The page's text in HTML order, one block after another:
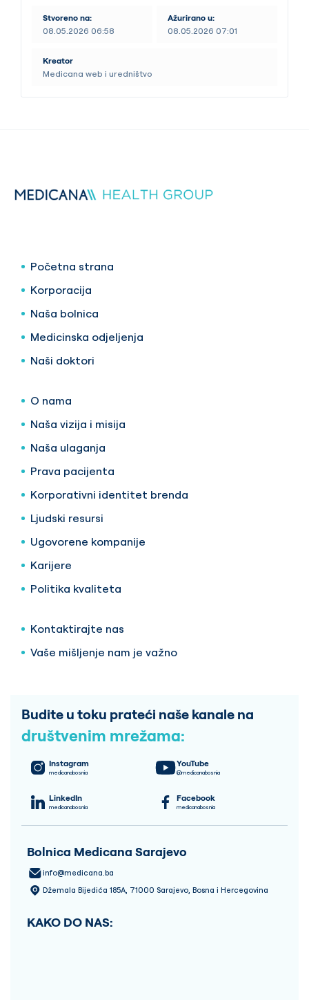
Stvoreno na:
08.05.2026 06:58
Ažurirano u:
08.05.2026 07:01
Kreator
Medicana web i uredništvo
Početna strana
Korporacija
Naša bolnica
Medicinska odjeljenja
Naši doktori
O nama
Naša vizija i misija
Naša ulaganja
Prava pacijenta
Korporativni identitet brenda
Ljudski resursi
Ugovorene kompanije
Karijere
Politika kvaliteta
Kontaktirajte nas
Vaše mišljenje nam je važno
Budite u toku prateći naše kanale na
društvenim mrežama:
Instagram
medicanabosnia
YouTube
@medicanabosnia
LinkedIn
medicanabosnia
Facebook
medicanabosnia
Bolnica Medicana Sarajevo
info@medicana.ba
Džemala Bijedića 185A, 71000 Sarajevo, Bosna i Hercegovina
KAKO DO NAS: